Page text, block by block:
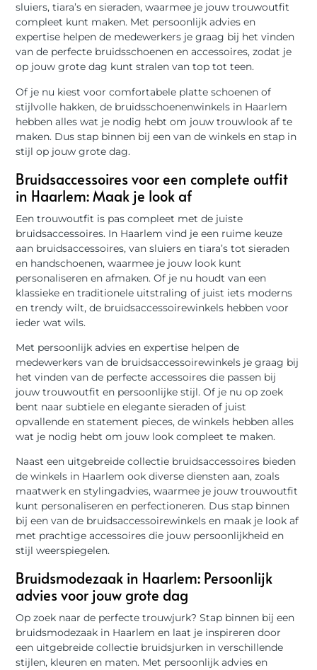
sluiers, tiara’s en sieraden, waarmee je jouw trouwoutfit
compleet kunt maken. Met persoonlijk advies en
expertise helpen de medewerkers je graag bij het vinden
van de perfecte bruidsschoenen en accessoires, zodat je
op jouw grote dag kunt stralen van top tot teen.
Of je nu kiest voor comfortabele platte schoenen of
stijlvolle hakken, de bruidsschoenenwinkels in Haarlem
hebben alles wat je nodig hebt om jouw trouwlook af te
maken. Dus stap binnen bij een van de winkels en stap in
stijl op jouw grote dag.
Bruidsaccessoires voor een complete outfit
in Haarlem: Maak je look af
Een trouwoutfit is pas compleet met de juiste
bruidsaccessoires. In Haarlem vind je een ruime keuze
aan bruidsaccessoires, van sluiers en tiara’s tot sieraden
en handschoenen, waarmee je jouw look kunt
personaliseren en afmaken. Of je nu houdt van een
klassieke en traditionele uitstraling of juist iets moderns
en trendy wilt, de bruidsaccessoirewinkels hebben voor
ieder wat wils.
Met persoonlijk advies en expertise helpen de
medewerkers van de bruidsaccessoirewinkels je graag bij
het vinden van de perfecte accessoires die passen bij
jouw trouwoutfit en persoonlijke stijl. Of je nu op zoek
bent naar subtiele en elegante sieraden of juist
opvallende en statement pieces, de winkels hebben alles
wat je nodig hebt om jouw look compleet te maken.
Naast een uitgebreide collectie bruidsaccessoires bieden
de winkels in Haarlem ook diverse diensten aan, zoals
maatwerk en stylingadvies, waarmee je jouw trouwoutfit
kunt personaliseren en perfectioneren. Dus stap binnen
bij een van de bruidsaccessoirewinkels en maak je look af
met prachtige accessoires die jouw persoonlijkheid en
stijl weerspiegelen.
Bruidsmodezaak in Haarlem: Persoonlijk
advies voor jouw grote dag
Op zoek naar de perfecte trouwjurk? Stap binnen bij een
bruidsmodezaak in Haarlem en laat je inspireren door
een uitgebreide collectie bruidsjurken in verschillende
stijlen, kleuren en maten. Met persoonlijk advies en